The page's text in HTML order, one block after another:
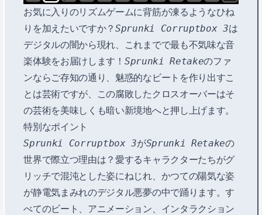
お気に入りのリズムゲームに背筋が凍るようなひね
りを加えたいですか？Sprunki Corruptbox 3は
デジタルの闇から現れ、これまでで最も不気味な音
楽体験をお届けします！ Sprunki Retakeのファ
ンならご存知の通り、魅惑的なビートを作り出すこ
とは芸術ですが、この腐敗したクロスオーバーはそ
の芸術を美味しくも暗い新境地へと押し上げます。
特別なポイント
Sprunki Corruptbox 3がSprunki Retakeの
世界で際立つ理由は？愛するキャラクターたちがグ
リッチで混沌とした姿にねじれ、かつての陽気な姿
が静電気まみれのデジタル悪夢の中で踊ります。す
べてのビート、アニメーション、インタラクション